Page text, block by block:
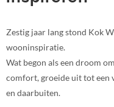
Zestig jaar lang stond Kok
wooninspiratie.
Wat begon als een droom
comfort, groeide uit tot een
en daarbuiten.